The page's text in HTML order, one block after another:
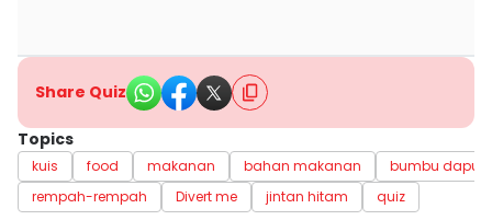
Share Quiz
Topics
kuis food makanan bahan makanan
bumbu dapur
rempah-rempah
Divert me jintan hitam quiz